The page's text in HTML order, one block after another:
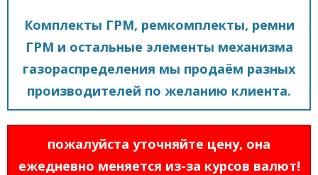
Комплекты ГРМ, ремкомплекты, ремни
ГРМ и остальные элементы механизма
газораспределения мы продаём разных
производителей по желанию клиента.
пожалуйста уточняйте цену, она
ежедневно меняется из-за курсов валют!